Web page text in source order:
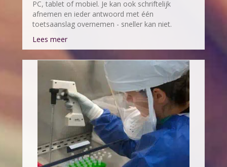
PC, tablet of mobiel. Je kan ook schriftelijk
afnemen en ieder antwoord met één
toetsaanslag overnemen - sneller kan niet.
Lees meer